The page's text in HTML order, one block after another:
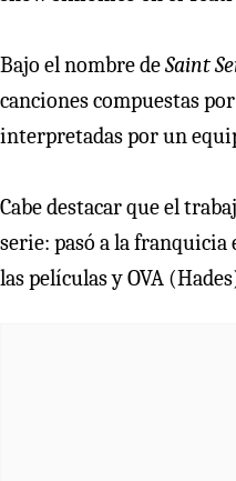
Bajo el nombre deSaint
canciones compuestas
interpretadas por un
Cabe destacar que el
serie: pasó a la franquicia
las películas y OVA